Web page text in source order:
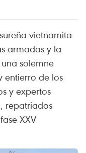
vietnamita
armadas y la
solemne
entierro de los
y expertos
repatriados
XXV